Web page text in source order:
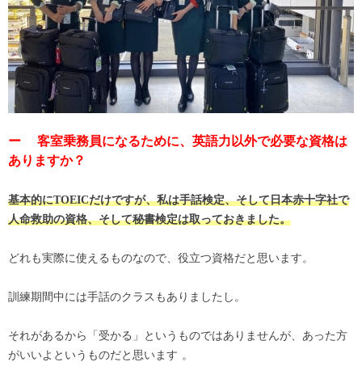
ー 客室乗務員になるために、英語力以外で必要な資格は
ありますか？
基本的にTOEICだけですが、私は手話検定、そして日本赤十字社で
人命救助の資格、そして秘書検定は取っておきました。
どれも実際に使えるものなので、役立つ資格だと思います。
訓練期間中には手話のクラスもありましたし。
それがあるから「受かる」というものではありませんが、あった方
がいいよというものだと思います 。